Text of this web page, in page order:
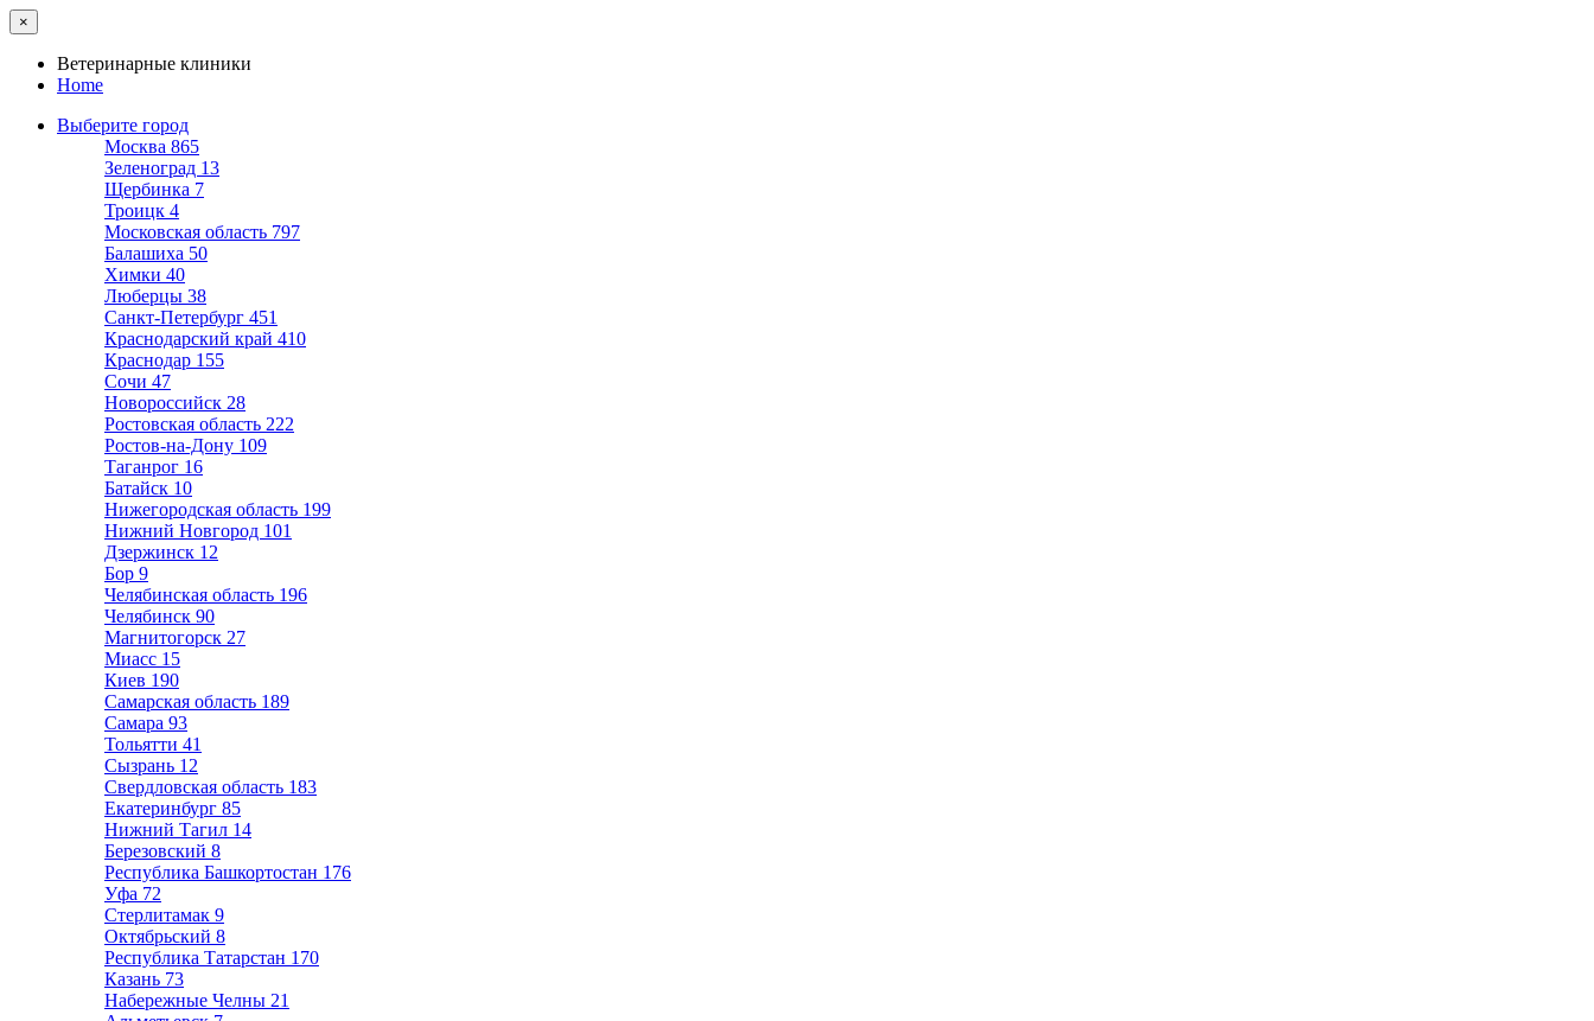
×
Ветеринарные клиники
Home
Выберите город
Москва 865
Зеленоград 13
Щербинка 7
Троицк 4
Московская область 797
Балашиха 50
Химки 40
Люберцы 38
Санкт-Петербург 451
Краснодарский край 410
Краснодар 155
Сочи 47
Новороссийск 28
Ростовская область 222
Ростов-на-Дону 109
Таганрог 16
Батайск 10
Нижегородская область 199
Нижний Новгород 101
Дзержинск 12
Бор 9
Челябинская область 196
Челябинск 90
Магнитогорск 27
Миасс 15
Киев 190
Самарская область 189
Самара 93
Тольятти 41
Сызрань 12
Свердловская область 183
Екатеринбург 85
Нижний Тагил 14
Березовский 8
Республика Башкортостан 176
Уфа 72
Стерлитамак 9
Октябрьский 8
Республика Татарстан 170
Казань 73
Набережные Челны 21